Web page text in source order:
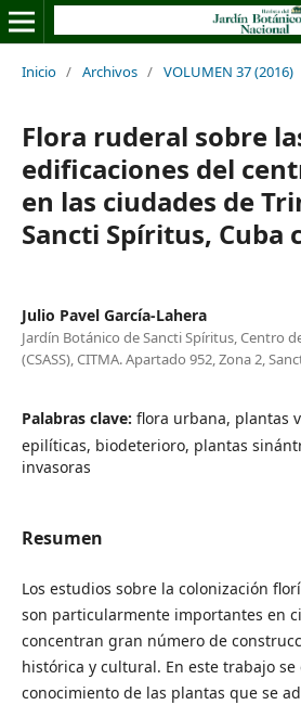
Inicio / Archivos / VOLUMEN 37 (2016)
Flora ruderal sobre
edificaciones del
en las ciudades de
Sancti Spíritus, Cuba
Julio Pavel García-Lahera
Jardín Botánico de Sancti Spíritus, Centro
(CSASS), CITMA. Apartado 952, Zona 2,
Palabras clave: flora urbana, plantas
epilíticas, biodeterioro, plantas
invasoras
Resumen
Los estudios sobre la colonización
son particularmente importantes en
concentran gran número de
histórica y cultural. En este trabajo
conocimiento de las plantas que se